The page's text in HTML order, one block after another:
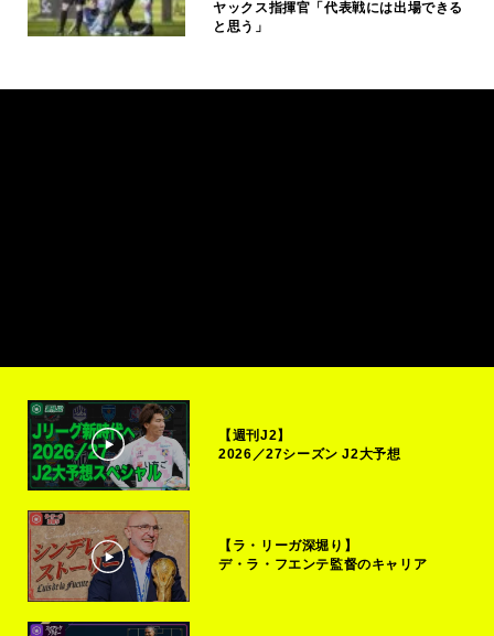
ヤックス指揮官「代表戦には出場できる
と思う」
【週刊J2】
2026／27シーズン J2大予想
【ラ・リーガ深堀り】
デ・ラ・フエンテ監督のキャリア